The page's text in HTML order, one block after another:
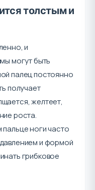
толстым и
и
могут быть
палец постоянно
получает
желтеет,
роста.
ноги часто
и формой
грибковое